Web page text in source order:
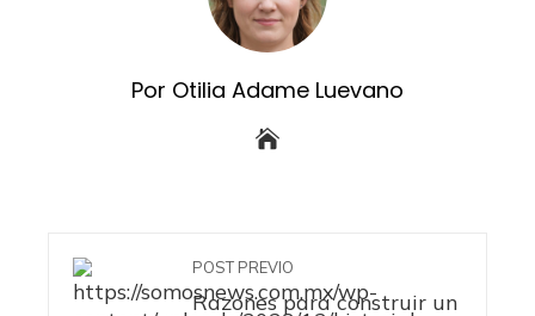
Por Otilia Adame Luevano
POST PREVIO
Razones para construir un